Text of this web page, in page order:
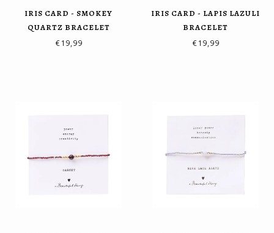
IRIS CARD - SMOKEY
QUARTZ BRACELET
€19,99
IRIS CARD - LAPIS LAZULI
BRACELET
€19,99